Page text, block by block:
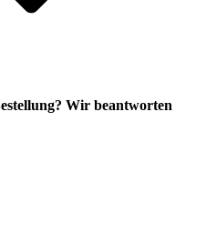
Wir beantworten